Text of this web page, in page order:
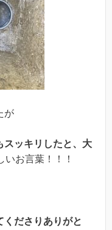
が
スッキリしたと、大
いお言葉！！！
くださりありがと